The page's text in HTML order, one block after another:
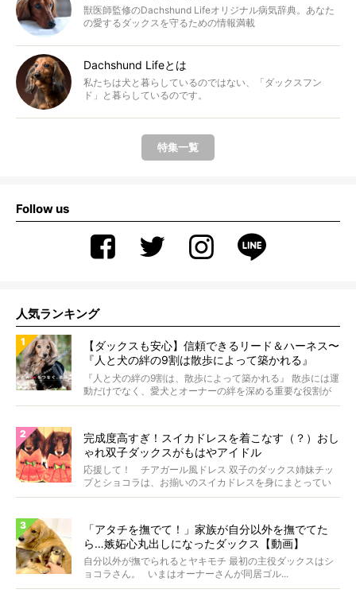
獣医師監修のDachshund Lifeオリジナル病気辞典。あなた
の愛するダックスを守るための情報満載
Dachshund Lifeとは
私たちは犬と暮らしているのではない、「ダックスフン
ド」と暮らしているのです。
特集一覧
Follow us
人気ランキング
【ダックスも安心】信頼できるリード＆ハーネス〜
『人と犬の絆の9割は散歩によって築かれる』
WOLFGANG MAN＆BEAST〜
『人と犬の絆の9割は、散歩によって築かれる』 散歩には運
動だけでなく、愛犬とオーナーの絆を深める重要な役割が
あ...
完成度高すぎ！スイカドレスを着こなす（？）おし
ゃれ双子ダックスがもはやアイドル
応援して！ チアガール風ドレス 双子のダックス姉妹チッ
プとショコラは、お揃いのスイカドレスを身にまとってい
ます...
「アタチを撫でて！」家族が自分以外を撫でてた
ら…嫉妬心丸出しになったダックス【動画】
自分以外が撫でられるとヤキモチ 最初の主役ダックスはシ
ョコラさん。 いまはオーナーさんが同居ゴル...